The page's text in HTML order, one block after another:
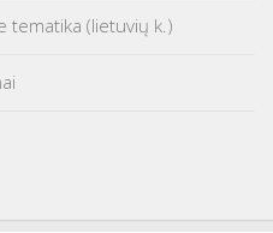
tematika (lietuvių k.)